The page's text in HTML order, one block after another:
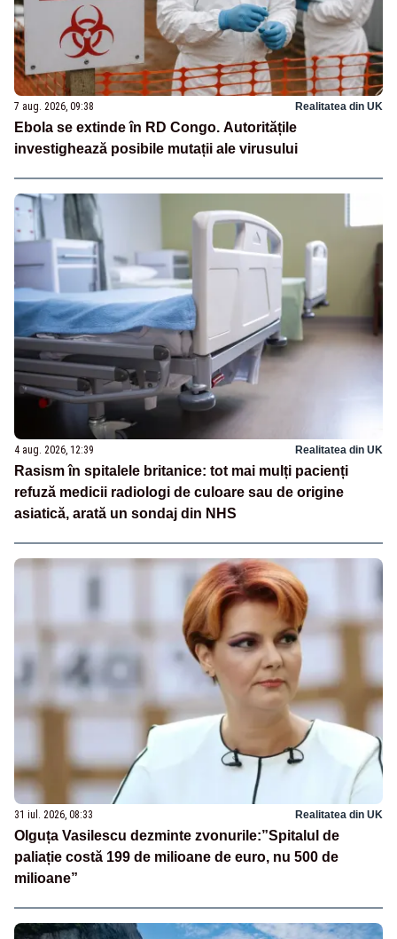
7 aug. 2026, 09:38 Realitatea din UK
Ebola se extinde în RD Congo. Autoritățile
investighează posibile mutații ale virusului
4 aug. 2026, 12:39 Realitatea din UK
Rasism în spitalele britanice: tot mai mulți pacienți
refuză medicii radiologi de culoare sau de origine
asiatică, arată un sondaj din NHS
31 iul. 2026, 08:33 Realitatea din UK
Olguța Vasilescu dezminte zvonurile:”Spitalul de
paliație costă 199 de milioane de euro, nu 500 de
milioane”